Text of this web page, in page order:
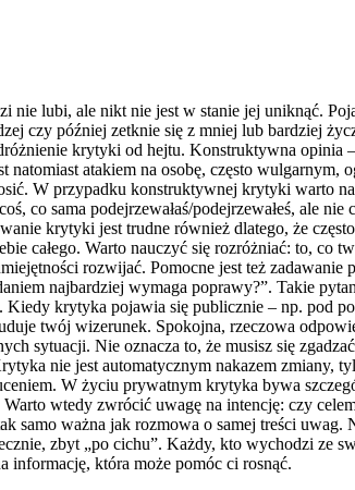
nie lubi, ale nikt nie jest w stanie jej uniknąć.
czy później zetknie się z mniej lub bardziej
krytyki od hejtu. Konstruktywna opinia
natomiast atakiem na osobę, często
W przypadku konstruktywnej krytyki warto
co sama podejrzewałaś/podejrzewałeś, ale
krytyki jest trudne również dlatego, że
całego. Warto nauczyć się rozróżniać: to, co
rozwijać. Pomocne jest też
najbardziej wymaga poprawy?”. Takie
Kiedy krytyka pojawia się publicznie – np. pod
twój wizerunek. Spokojna, rzeczowa
sytuacji. Nie oznacza to, że musisz się
nie jest automatycznym nakazem zmiany,
W życiu prywatnym krytyka bywa
wtedy zwrócić uwagę na intencję: czy
samo ważna jak rozmowa o samej treści
zbyt „po cichu”. Każdy, kto wychodzi ze
informację, która może pomóc ci rosnąć.